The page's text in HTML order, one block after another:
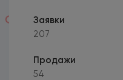
Заявки
207
Продажи
54